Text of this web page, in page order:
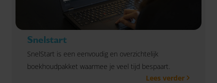
Snelstart
SnelStart is een eenvoudig en overzichtelijk
boekhoudpakket waarmee je veel tijd bespaart.
Lees verder